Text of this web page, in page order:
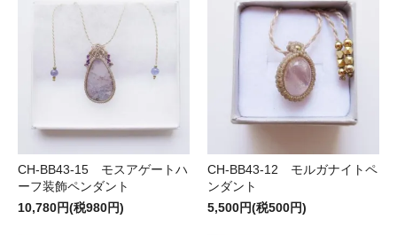
CH-BB43-15 モスアゲートハ
ーフ装飾ペンダント
10,780円(税980円)
CH-BB43-12 モルガナイトペ
ンダント
5,500円(税500円)